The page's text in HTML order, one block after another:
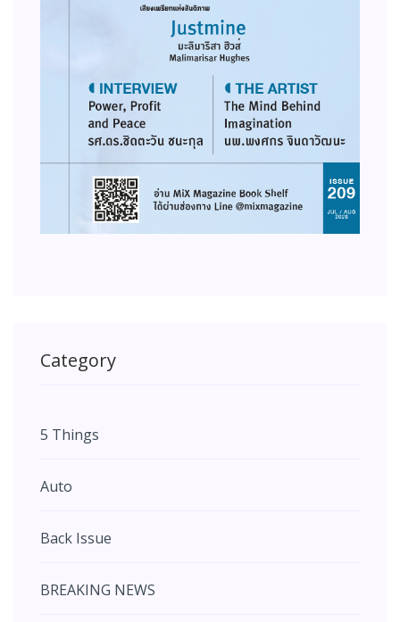
Category
5 Things
Auto
Back Issue
BREAKING NEWS